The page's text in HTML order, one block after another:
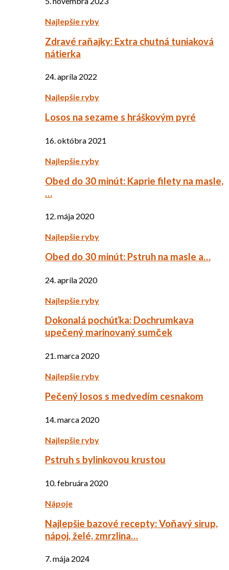
Najlepšie ryby
Zdravé raňajky: Extra chutná tuniaková
nátierka
24. apríla 2022
Najlepšie ryby
Losos na sezame s hráškovým pyré
16. októbra 2021
Najlepšie ryby
Obed do 30 minút: Kaprie filety na masle,
…
12. mája 2020
Najlepšie ryby
Obed do 30 minút: Pstruh na masle a…
24. apríla 2020
Najlepšie ryby
Dokonalá pochúťka: Dochrumkava
upečený marinovaný sumček
21. marca 2020
Najlepšie ryby
Pečený losos s medvedím cesnakom
14. marca 2020
Najlepšie ryby
Pstruh s bylinkovou krustou
10. februára 2020
Nápoje
Najlepšie bazové recepty: Voňavý sirup,
nápoj, želé, zmrzlina…
7. mája 2024